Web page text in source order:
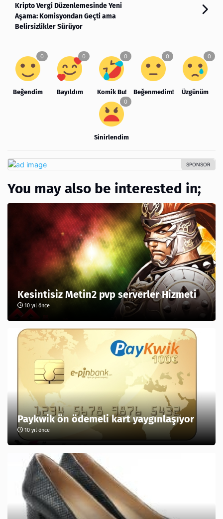
Kripto Vergi Düzenlemesinde Yeni
Aşama: Komisyondan Geçti ama
Belirsizlikler Sürüyor
Beğendim Bayıldım Komik Bu! Beğenmedim! Üzgünüm
Sinirlendim
You may also be interested in;
Kesintisiz Metin2 pvp serverler Hizmeti
10 yıl önce
Paykwik ön ödemeli kart yaygınlaşıyor
10 yıl önce